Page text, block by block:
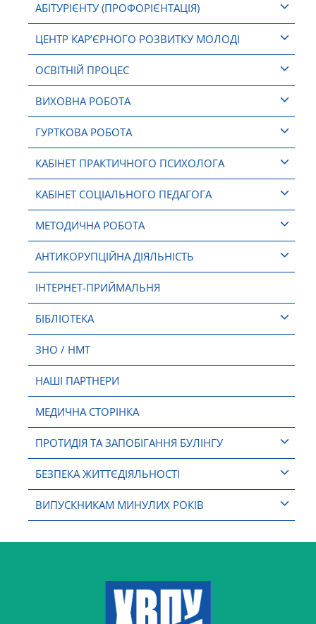
АБІТУРІЄНТУ (ПРОФОРІЄНТАЦІЯ)
ЦЕНТР КАР’ЄРНОГО РОЗВИТКУ МОЛОДІ
ОСВІТНІЙ ПРОЦЕС
ВИХОВНА РОБОТА
ГУРТКОВА РОБОТА
КАБІНЕТ ПРАКТИЧНОГО ПСИХОЛОГА
КАБІНЕТ СОЦІАЛЬНОГО ПЕДАГОГА
МЕТОДИЧНА РОБОТА
АНТИКОРУПЦІЙНА ДІЯЛЬНІСТЬ
ІНТЕРНЕТ-ПРИЙМАЛЬНЯ
БІБЛІОТЕКА
ЗНО / НМТ
НАШІ ПАРТНЕРИ
МЕДИЧНА СТОРІНКА
ПРОТИДІЯ ТА ЗАПОБІГАННЯ БУЛІНГУ
БЕЗПЕКА ЖИТТЄДІЯЛЬНОСТІ
ВИПУСКНИКАМ МИНУЛИХ РОКІВ